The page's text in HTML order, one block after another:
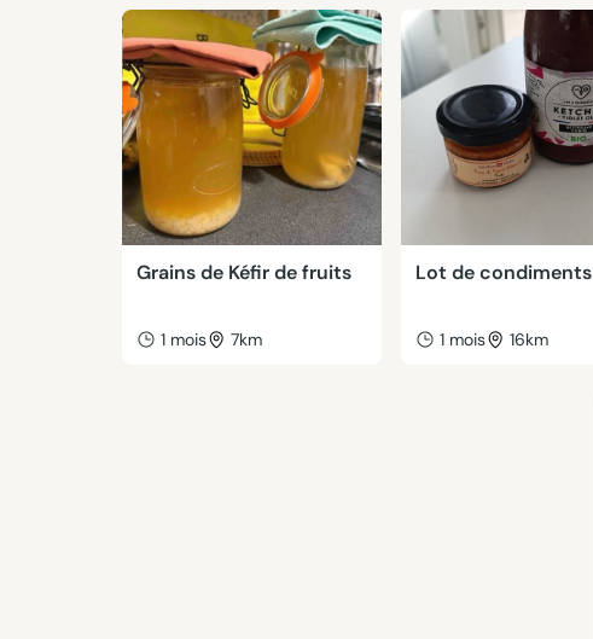
Grains de Kéfir de fruits
1 mois 7km
Lot de condiments
1 mois 16km